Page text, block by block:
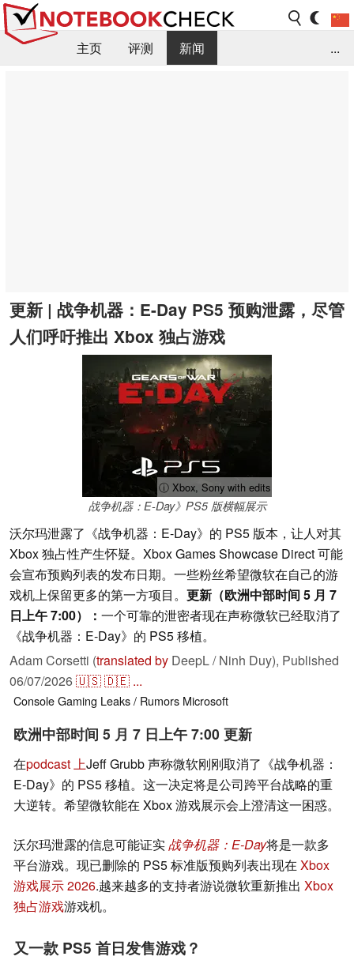
主页 评测
新闻
...
更新 | 战争机器：E-Day PS5 预购泄露，尽管
人们呼吁推出 Xbox 独占游戏
ⓘ Xbox, Sony with edits
战争机器：E-Day》PS5 版横幅展示
沃尔玛泄露了《战争机器：E-Day》的 PS5 版本，让人对其
Xbox 独占性产生怀疑。Xbox Games Showcase Direct 可能
会宣布预购列表的发布日期。一些粉丝希望微软在自己的游
戏机上保留更多的第一方项目。 更新（欧洲中部时间 5 月 7
日上午 7:00）： 一个可靠的泄密者现在声称微软已经取消了
《战争机器：E-Day》的 PS5 移植。
Adam Corsetti (translated by DeepL / Ninh Duy), Published
06/07/2026🇺🇸🇩🇪 ...
ConsoleGaming Leaks / Rumors Microsoft
欧洲中部时间 5 月 7 日上午 7:00 更新
在podcast 上Jeff Grubb 声称微软刚刚取消了《战争机器：
E-Day》的 PS5 移植。这一决定将是公司跨平台战略的重
大逆转。希望微软能在 Xbox 游戏展示会上澄清这一困惑。
沃尔玛泄露的信息可能证实战争机器：E-Day将是一款多
平台游戏。现已删除的 PS5 标准版预购列表出现在 Xbox
游戏展示 2026.越来越多的支持者游说微软重新推出 Xbox
独占游戏游戏机。
又一款 PS5 首日发售游戏？